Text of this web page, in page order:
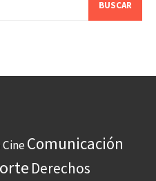
CineComunicación
Derechos